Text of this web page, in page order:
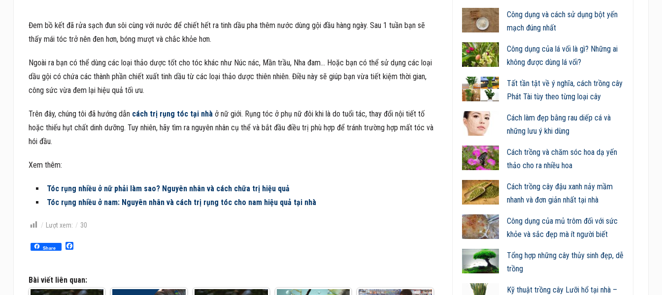
Đem bồ kết đã rửa sạch đun sôi cùng với nước để chiết hết ra tinh dầu pha thêm nước dùng gội đầu hàng ngày. Sau 1 tuần bạn sẽ
thấy mái tóc trở nên đen hơn, bóng mượt và chắc khỏe hơn.
Ngoài ra bạn có thể dùng các loại thảo dược tốt cho tóc khác như Núc nác, Mần trầu, Nha đam… Hoặc bạn có thể sử dụng các loại
dầu gội có chứa các thành phần chiết xuất tinh dầu từ các loại thảo dược thiên nhiên. Điều này sẽ giúp bạn vừa tiết kiệm thời gian,
công sức vừa đem lại hiệu quả tối ưu.
Trên đây, chúng tôi đã hướng dẫn cách trị rụng tóc tại nhà ở nữ giới. Rụng tóc ở phụ nữ đôi khi là do tuổi tác, thay đổi nội tiết tố
hoặc thiếu hụt chất dinh dưỡng. Tuy nhiên, hãy tìm ra nguyên nhân cụ thể và bắt đầu điều trị phù hợp để tránh trường hợp mất tóc và
hói đầu.
Xem thêm:
Tóc rụng nhiều ở nữ phải làm sao? Nguyên nhân và cách chữa trị hiệu quả
Tóc rụng nhiều ở nam: Nguyên nhân và cách trị rụng tóc cho nam hiệu quả tại nhà
Lượt xem: 30
Share Facebook
Bài viết liên quan:
Công dụng và cách sử dụng bột yến
mạch đúng nhất
Công dụng của lá vối là gì? Những ai
không được dùng lá vối?
Tất tần tật về ý nghĩa, cách trồng cây
Phát Tài tùy theo từng loại cây
Cách làm đẹp bằng rau diếp cá và
những lưu ý khi dùng
Cách trồng và chăm sóc hoa dạ yến
thảo cho ra nhiều hoa
Cách trồng cây đậu xanh nảy mầm
nhanh và đơn giản nhất tại nhà
Công dụng của mủ trôm đối với sức
khỏe và sắc đẹp mà ít người biết
Tổng hợp những cây thủy sinh đẹp, dễ
trồng
Kỹ thuật trồng cây Lưỡi hổ tại nhà –